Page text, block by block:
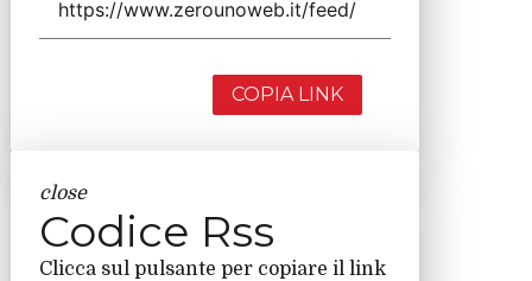
COPIA LINK
close
Codice Rss
Clicca sul pulsante per copiare il link